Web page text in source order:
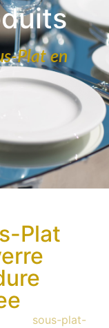
Plat en
Plat
sous-plat-